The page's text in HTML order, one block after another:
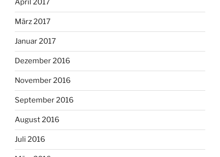
April 2017
März 2017
Januar 2017
Dezember 2016
November 2016
September 2016
August 2016
Juli 2016